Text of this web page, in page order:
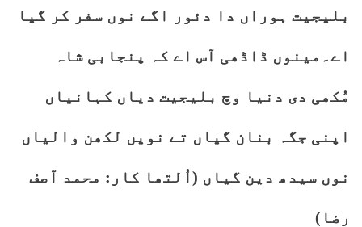
بلیجیت ہوراں دا دئور اگے نوں سفر کر گیا
اے۔مینوں ڈاڈھی آس اے کہ پنجابی شاہ
مُکھی دی دنیا وچ بلیجیت دیاں کہانیاں
اپنی جگہ بنان گیاں تے نویں لکھن والیاں
نوں سیدھ دین گیاں (اُلتھا کار: محمد آصف
رضا)